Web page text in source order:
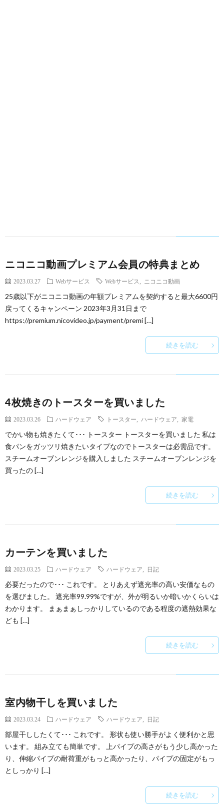
ニコニコ動画プレミアム会員の特典まとめ
2023.03.27 Webサービス Webサービス ニコニコ動画
25歳以下がニコニコ動画の年額プレミアムを契約すると最大6600円
戻ってくるキャンペーン 2023年3月31日まで
https://premium.nicovideo.jp/payment/premi […]
続きを読む
4枚焼きのトースターを買いました
2023.03.26 ハードウェア トースター ハードウェア 家電
でかい物も焼きたくて･･･ トースター トースターを買いました 私は
食パンをガッツリ焼きたいタイプなのでトースターは必需品です。
スチームオーブンレンジを購入しました スチームオーブンレンジを
買ったの […]
続きを読む
カーテンを買いました
2023.03.25 ハードウェア ハードウェア 日記
必要だったので･･･ これです。 とりあえず遮光率の高い安価なもの
を選びました。 遮光率99.99%ですが、外が明るいか暗いかくらいは
わかります。 まぁまぁしっかりしているのである程度の遮熱効果な
ども […]
続きを読む
室内物干しを買いました
2023.03.24 ハードウェア ハードウェア 日記
部屋干ししたくて･･･ これです。 形状も使い勝手がよく便利かと思
います。 組み立ても簡単です。 上パイプの高さがもう少し高かった
り、伸縮パイプの耐荷重がもっと高かったり、パイプの固定がもっ
としっかり […]
続きを読む